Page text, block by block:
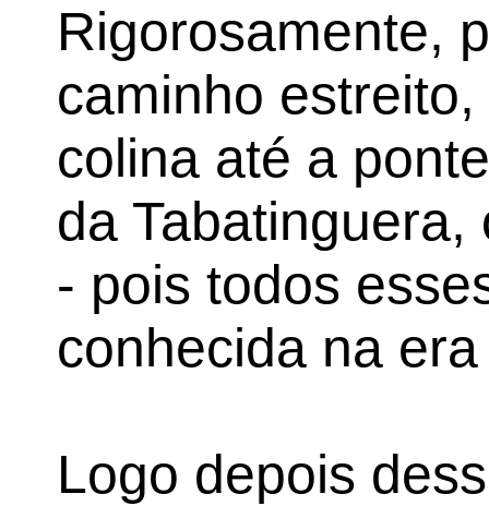
Rigorosamente,
caminho
colina até a
da
- pois todos
conhecida na
Logo depois